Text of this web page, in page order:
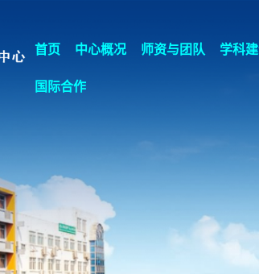
首页 中心概况 师资与团队 学科
国际合作